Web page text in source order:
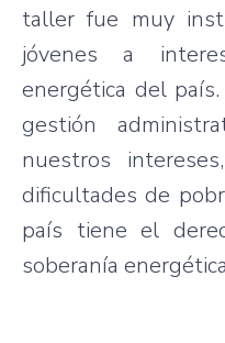
tallerfue muy
jóvenes a
energética del país
gestión
nuestros
intereses,
dificultades de
país tiene el
soberanía